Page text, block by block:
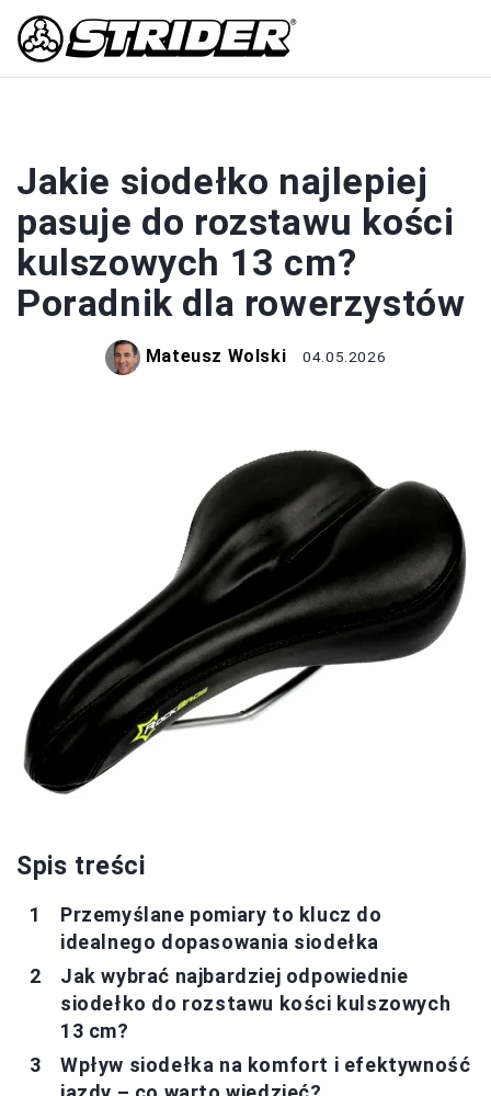
Jakie siodełko najlepiej
pasuje do rozstawu kości
kulszowych 13 cm?
Poradnik dla rowerzystów
Mateusz Wolski 04.05.2026
Spis treści
Przemyślane pomiary to klucz do
idealnego dopasowania siodełka
Jak wybrać najbardziej odpowiednie
siodełko do rozstawu kości kulszowych
13 cm?
Wpływ siodełka na komfort i efektywność